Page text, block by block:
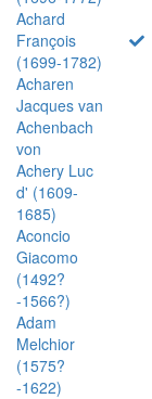
Achard
François
(1699-1782)
Acharen
Jacques van
Achenbach
von
Achery Luc
d' (1609-
1685)
Aconcio
Giacomo
(1492?
-1566?)
Adam
Melchior
(1575?
-1622)